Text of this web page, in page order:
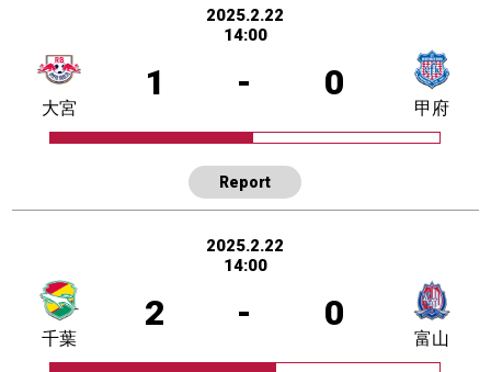
2025.2.22
14:00
1 - 0
大宮 甲府
Report
2025.2.22
14:00
2 - 0
千葉 富山